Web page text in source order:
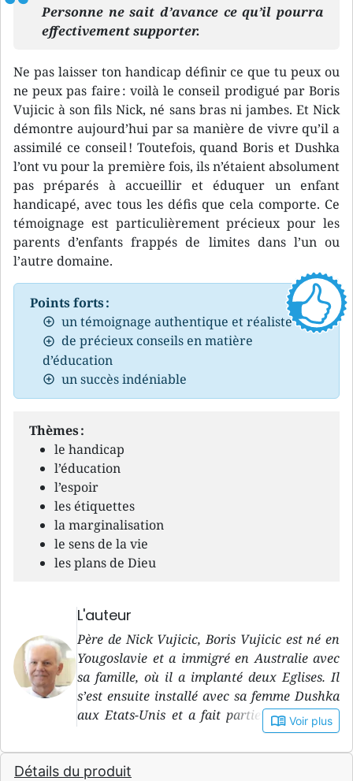
Personne ne sait d’avance ce qu’il pourra
effectivement supporter.
Ne pas laisser ton handicap définir ce que tu peux ou
ne peux pas faire : voilà le conseil prodigué par Boris
Vujicic à son fils Nick, né sans bras ni jambes. Et Nick
démontre aujourd’hui par sa manière de vivre qu’il a
assimilé ce conseil ! Toutefois, quand Boris et Dushka
l’ont vu pour la première fois, ils n’étaient absolument
pas préparés à accueillir et éduquer un enfant
handicapé, avec tous les défis que cela comporte. Ce
témoignage est particulièrement précieux pour les
parents d’enfants frappés de limites dans l’un ou
l’autre domaine.
Points forts :
un témoignage authentique et réaliste
de précieux conseils en matière
d’éducation
un succès indéniable
Thèmes :
le handicap
l’éducation
l’espoir
les étiquettes
la marginalisation
le sens de la vie
les plans de Dieu
L'auteur
Père de Nick Vujicic, Boris Vujicic est né en
Yougoslavie et a immigré en Australie avec
sa famille, où il a implanté deux Eglises. Il
s’est ensuite installé avec sa femme Dushka
aux Etats-Unis et a fait partie d’Attitude is
Altitude, une organisation lancée par Nick,
jusqu’à son décès le 14 mai 2017.
book_open Voir plus
Détails du produit